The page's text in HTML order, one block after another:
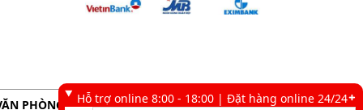
PHÒNG GIAO DỊCH TẠI TP. HCM
Hỗ trợ online 8:00 - 18:00 | Đặt hàng online 24/24